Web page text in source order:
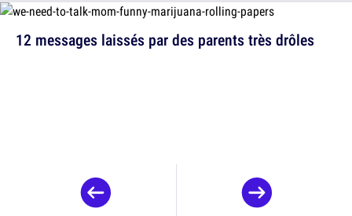
12 messages laissés par des parents très drôles